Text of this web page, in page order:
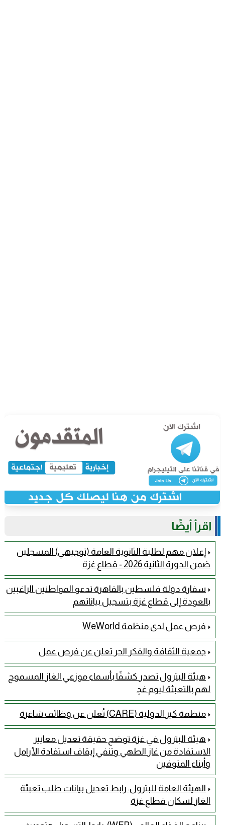
اقرأ أيضًا
إعلان مهم لطلبة الثانوية العامة (توجيهي) المسجلين
ضمن الدورة الثانية 2026 - قطاع غزة
سفارة دولة فلسطين بالقاهرة تدعو المواطنين الراغبين
بالعودة إلى قطاع غزة بتسجيل بياناتهم
فرص عمل لدى منظمة WeWorld
جمعية الثقافة والفكر الحر تعلن عن فرص عمل
هيئة البترول تصدر كشفًا بأسماء موزعي الغاز المسموح
لهم بالتعبئة ليوم غدٍ
منظمة كير الدولية (CARE) تُعلن عن وظائف شاغرة
هيئة البترول في غزة توضح حقيقة تعديل معايير
الاستفادة من غاز الطهي وتنفي إيقاف استفادة الأرامل
وأبناء المتوفين
الهيئة العامة للبترول: رابط تعديل بيانات طلب تعبئة
الغاز لسكان قطاع غزة